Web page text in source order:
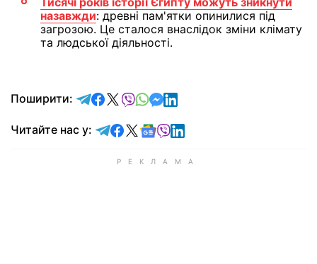
назавжди: древні пам'ятки опинилися під
загрозою. Це сталося внаслідок зміни клімату
та людської діяльності.
Поширити: відправити у Telegram
поділитись у Facebook
поділитись у X
відправити у Viber
відправити у Whatsapp
відправити у Messenger
відправити у LinkedIn
Читайте нас у: Читайте у Telegram
Читайте у Facebook
Читайте у X
Читайте у Google news
Читайте у Viber
Читайте у LinkedIn